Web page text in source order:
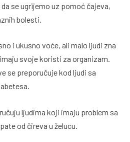
se ugrijemo uz pomoć čajeva,
bolesti.
i ukusno voće, ali malo ljudi zna
svoje koristi za organizam.
se preporučuje kod ljudi sa
ljudima koji imaju problem sa
od čireva u želucu.